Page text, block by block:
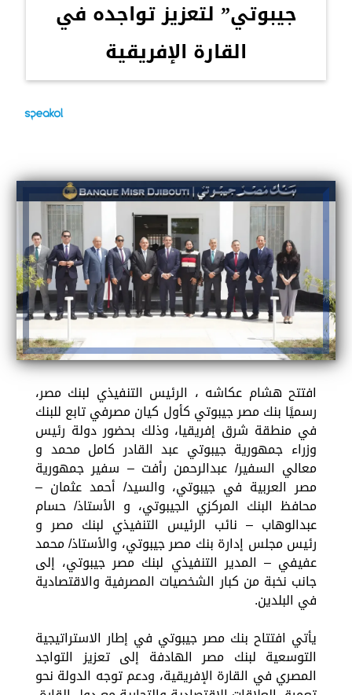
جيبوتي” لتعزيز تواجده في
القارة الإفريقية
افتتح هشام عكاشه ، الرئيس التنفيذي لبنك مصر،
رسميًا بنك مصر جيبوتي كأول كيان مصرفي تابع للبنك
في منطقة شرق إفريقيا، وذلك بحضور دولة رئيس
وزراء جمهورية جيبوتي عبد القادر كامل محمد و
معالي السفير/ عبدالرحمن رأفت – سفير جمهورية
مصر العربية في جيبوتي، والسيد/ أحمد عثمان –
محافظ البنك المركزي الجيبوتي، و الأستاذ/ حسام
عبدالوهاب – نائب الرئيس التنفيذي لبنك مصر و
رئيس مجلس إدارة بنك مصر جيبوتي، والأستاذ/ محمد
عفيفي – المدير التنفيذي لبنك مصر جيبوتي، إلى
جانب نخبة من كبار الشخصيات المصرفية والاقتصادية
في البلدين.
يأتي افتتاح بنك مصر جيبوتي في إطار الاستراتيجية
التوسعية لبنك مصر الهادفة إلى تعزيز التواجد
المصري في القارة الإفريقية، ودعم توجه الدولة نحو